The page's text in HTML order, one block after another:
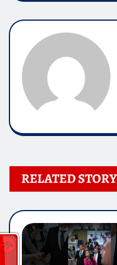
RELATED STORY